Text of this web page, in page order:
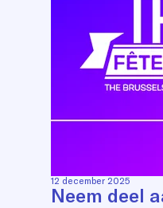
12 december 2025
Neem deel